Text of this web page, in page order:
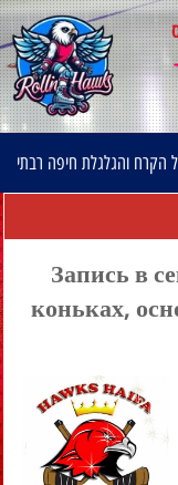
הקרח והגלגלת חיפה רבתי
Запись в
коньках,